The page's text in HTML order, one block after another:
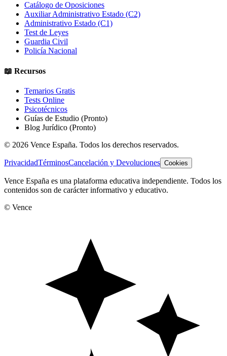
Catálogo de Oposiciones
Auxiliar Administrativo Estado (C2)
Administrativo Estado (C1)
Test de Leyes
Guardia Civil
Policía Nacional
📖 Recursos
Temarios Gratis
Tests Online
Psicotécnicos
Guías de Estudio (Pronto)
Blog Jurídico (Pronto)
© 2026 Vence España. Todos los derechos reservados.
PrivacidadTérminosCancelación y Devoluciones Cookies
Vence España es una plataforma educativa independiente. Todos los
contenidos son de carácter informativo y educativo.
© Vence